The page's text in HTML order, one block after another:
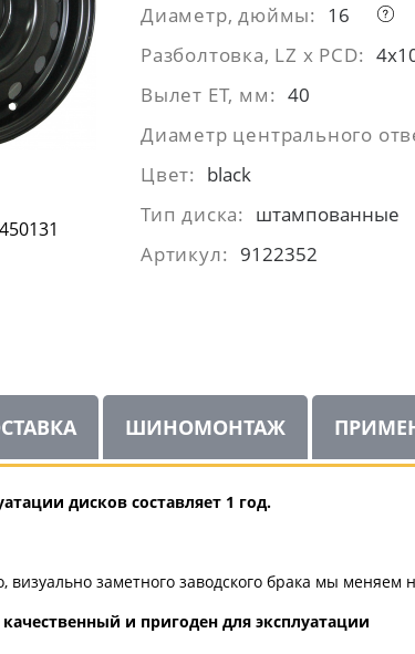
Диаметр, дюймы:
16
Разболтовка, LZ x PCD:
Вылет ЕТ, мм: 40
Диаметр центрального
Цвет:
black
Тип диска:
штампованные
Артикул:
9122352
ШИНОМОНТАЖ
дисков составляет 1 год.
визуально заметного заводского брака мы
и пригоден для эксплуатации